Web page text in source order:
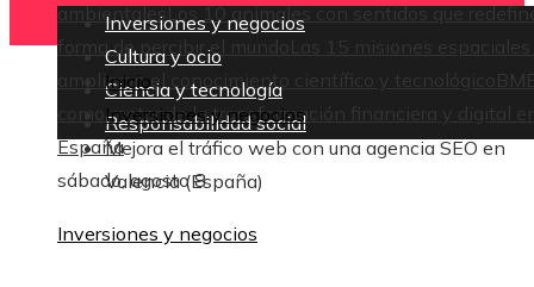
ambientalesLos 10 animales con sentidos que
forma de percibir el mundo Las 15 misiones espaciales
ampliaron el conocimiento científico y tecnológico
como motor de la transformación financiera y digital
España
sábado, agosto 8
Inversiones y negocios
Cultura y ocio
Ciencia y tecnología
Responsabilidad social
Inicio
Inversiones y negocios
Mejora el tráfico web con una agencia SEO en
Valencia (España)
Inversiones y negocios